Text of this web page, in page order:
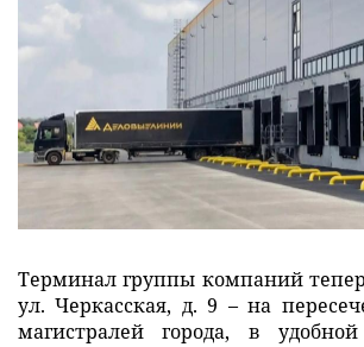
Терминал группы компаний
ул. Черкасская, д. 9 – на
магистралей города, в